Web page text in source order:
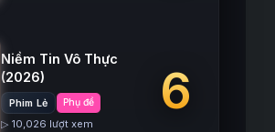
Niềm Tin Vô Thực
(2026)
Phim Lẻ Phụ đề
▷ 10,026 lượt xem
6